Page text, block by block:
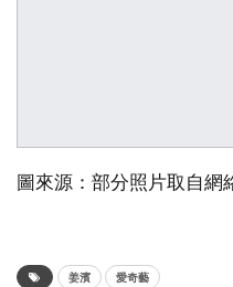
圖來源：部分照片取自網
姜濱 愛奇藝